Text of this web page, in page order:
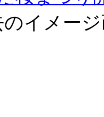
のイメー